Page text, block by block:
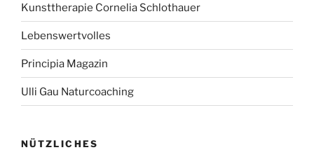
Kunsttherapie Cornelia Schlothauer
Lebenswertvolles
Principia Magazin
Ulli Gau Naturcoaching
NÜTZLICHES